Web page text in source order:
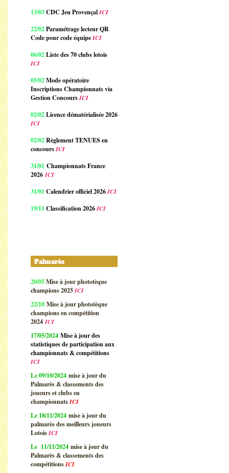
13/03CDC Jeu ProvençalICI
22/02Paramétrage lecteur QR
Code pour code équipeICI
06/02Liste des 70 clubs lotois
ICI
05/02Mode opératoire
Inscriptions Championnats via
Gestion ConcoursICI
02/02Licence dématérialisée 2026
ICI
02/02Règlement TENUES en
concoursICI
31/01 Championnats France
2026 ICI
31/01 Calendrier officiel 2026ICI
19/11 Classification 2026ICI
Palmarès
20/05Mise à jour phototèque
champions 2025ICI
22/10 Mise à jour phototèque
champions en compétition
2024ICI
17/05/2024 Mise à jour des
statistiques de participation aux
championnats & compétitions
ICI
Le 09/10/2024 mise à jour du
Palmarès & classements des
joueurs et clubs en
championnatsICI
Le 18/11/2024 mise à jour du
palmarès des meilleurs joueurs
LotoisICI
Le 11/11/2024 mise à jour du
Palmarès & classements des
compétitionsICI